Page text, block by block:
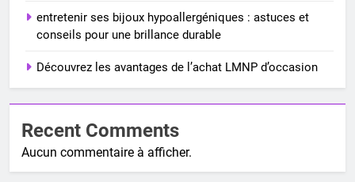
entretenir ses bijoux hypoallergéniques : astuces et
conseils pour une brillance durable
Découvrez les avantages de l’achat LMNP d’occasion
Recent Comments
Aucun commentaire à afficher.